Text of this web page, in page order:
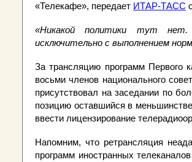
«Телекафе», передает ИТАР-ТАСС
«Никакой политики тут
исключительно с выполнением
За трансляцию программ Первого
восьми членов национального
присутствовал на заседании по
позицию оставшийся в
ввести лицензирование
Напомним, что ретрансляция
программ иностранных